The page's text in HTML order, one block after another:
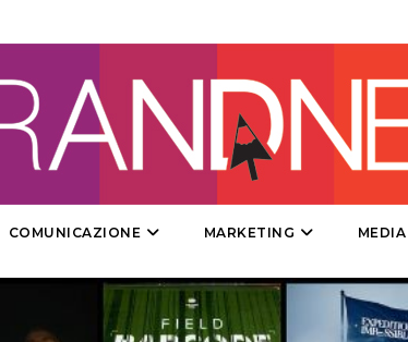
DIGITALE
EDITORIA
ESTERNA
RADIO / AUDIO
TV
COMUNICAZIONE MARKETING MEDIA